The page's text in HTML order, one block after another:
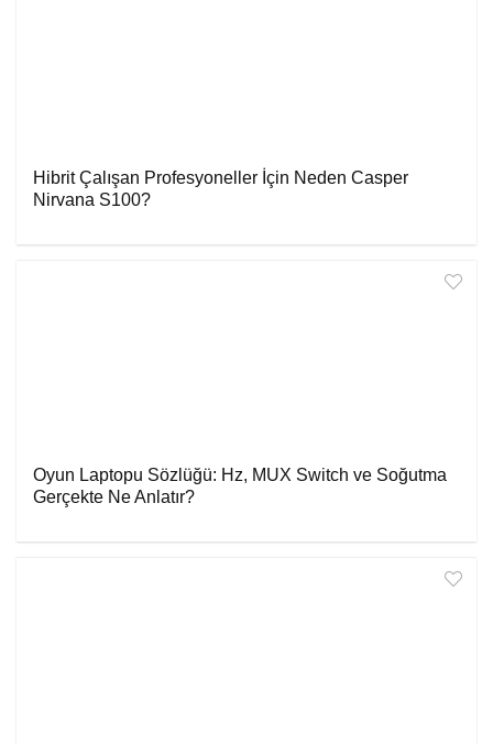
Hibrit Çalışan Profesyoneller İçin Neden Casper
Nirvana S100?
Oyun Laptopu Sözlüğü: Hz, MUX Switch ve Soğutma
Gerçekte Ne Anlatır?